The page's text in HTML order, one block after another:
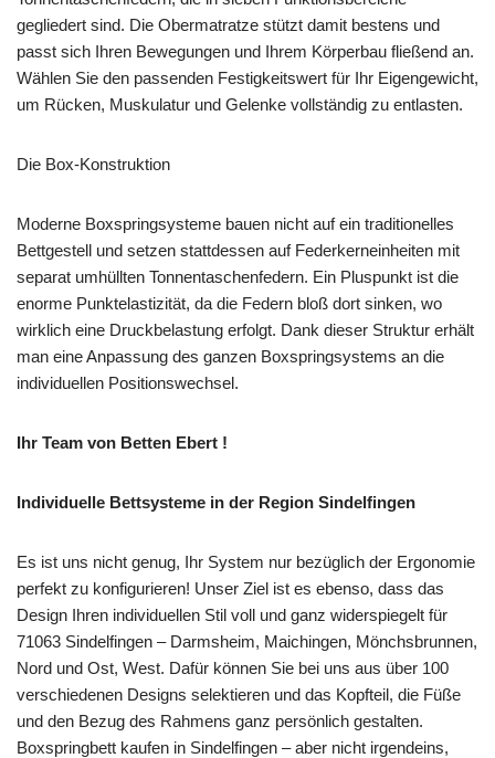
gegliedert sind. Die Obermatratze stützt damit bestens und
passt sich Ihren Bewegungen und Ihrem Körperbau fließend an.
Wählen Sie den passenden Festigkeitswert für Ihr Eigengewicht,
um Rücken, Muskulatur und Gelenke vollständig zu entlasten.
Die Box-Konstruktion
Moderne Boxspringsysteme bauen nicht auf ein traditionelles
Bettgestell und setzen stattdessen auf Federkerneinheiten mit
separat umhüllten Tonnentaschenfedern. Ein Pluspunkt ist die
enorme Punktelastizität, da die Federn bloß dort sinken, wo
wirklich eine Druckbelastung erfolgt. Dank dieser Struktur erhält
man eine Anpassung des ganzen Boxspringsystems an die
individuellen Positionswechsel.
Ihr Team von Betten Ebert !
Individuelle Bettsysteme in der Region Sindelfingen
Es ist uns nicht genug, Ihr System nur bezüglich der Ergonomie
perfekt zu konfigurieren! Unser Ziel ist es ebenso, dass das
Design Ihren individuellen Stil voll und ganz widerspiegelt für
71063 Sindelfingen – Darmsheim, Maichingen, Mönchsbrunnen,
Nord und Ost, West. Dafür können Sie bei uns aus über 100
verschiedenen Designs selektieren und das Kopfteil, die Füße
und den Bezug des Rahmens ganz persönlich gestalten.
Boxspringbett kaufen in Sindelfingen – aber nicht irgendeins,